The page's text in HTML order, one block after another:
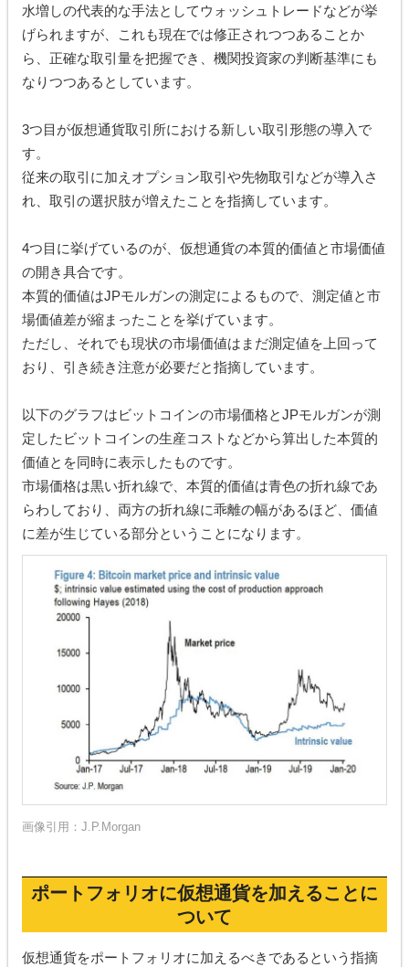
水増しの代表的な手法としてウォッシュトレードなどが挙
げられますが、これも現在では修正されつつあることか
ら、正確な取引量を把握でき、機関投資家の判断基準にも
なりつつあるとしています。
3つ目が仮想通貨取引所における新しい取引形態の導入で
す。
従来の取引に加えオプション取引や先物取引などが導入さ
れ、取引の選択肢が増えたことを指摘しています。
4つ目に挙げているのが、仮想通貨の本質的価値と市場価値
の開き具合です。
本質的価値はJPモルガンの測定によるもので、測定値と市
場価値差が縮まったことを挙げています。
ただし、それでも現状の市場価値はまだ測定値を上回って
おり、引き続き注意が必要だと指摘しています。
以下のグラフはビットコインの市場価格とJPモルガンが測
定したビットコインの生産コストなどから算出した本質的
価値とを同時に表示したものです。
市場価格は黒い折れ線で、本質的価値は青色の折れ線であ
らわしており、両方の折れ線に乖離の幅があるほど、価値
に差が生じている部分ということになります。
画像引用： J.P.Morgan
ポートフォリオに仮想通貨を加えることに
ついて
仮想通貨をポートフォリオに加えるべきであるという指摘